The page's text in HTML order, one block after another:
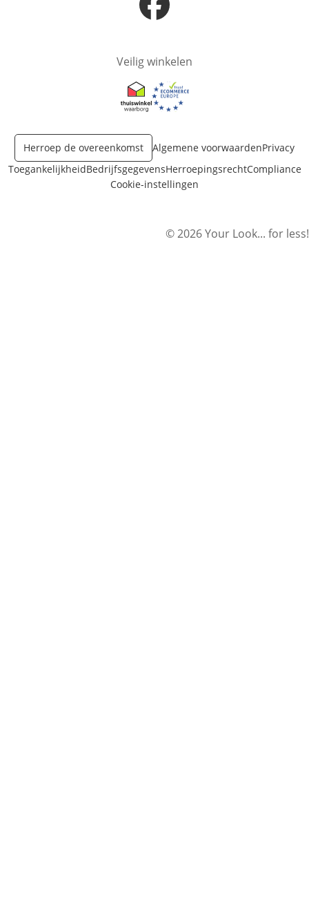
Opent in nieuw venster
Veilig winkelen
Opent in nieuw venster
Opent in nieuw venster
Herroep de overeenkomst Algemene voorwaardenPrivacy
ToegankelijkheidBedrijfsgegevensHerroepingsrechtCompliance
Cookie-instellingen
© 2026 Your Look... for less!